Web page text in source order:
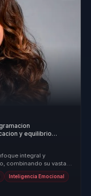
y equilibrio
equipos.
integral y
combinando su vasta
Inteligencia Emocional